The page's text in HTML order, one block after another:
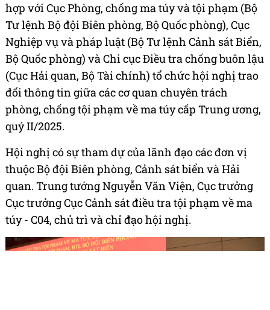
hợp với Cục Phòng, chống ma túy và tội phạm (Bộ
Tư lệnh Bộ đội Biên phòng, Bộ Quốc phòng), Cục
Nghiệp vụ và pháp luật (Bộ Tư lệnh Cảnh sát Biển,
Bộ Quốc phòng) và Chi cục Điều tra chống buôn lậu
(Cục Hải quan, Bộ Tài chính) tổ chức hội nghị trao
đổi thông tin giữa các cơ quan chuyên trách
phòng, chống tội phạm về ma túy cấp Trung ương,
quý II/2025.
Hội nghị có sự tham dự của lãnh đạo các đơn vị
thuộc Bộ đội Biên phòng, Cảnh sát biển và Hải
quan. Trung tướng Nguyễn Văn Viện, Cục trưởng
Cục trưởng Cục Cảnh sát điều tra tội phạm về ma
túy - C04, chủ trì và chỉ đạo hội nghị.